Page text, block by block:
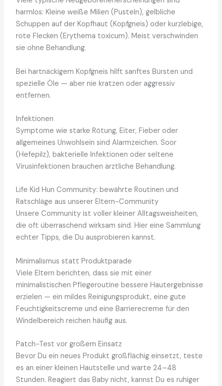
harmlos: Kleine weiße Milien (Pusteln), gelbliche
Schuppen auf der Kopfhaut (Kopfgneis) oder kurzlebige,
rote Flecken (Erythema toxicum). Meist verschwinden
sie ohne Behandlung.
Bei hartnäckigem Kopfgneis hilft sanftes Bürsten und
spezielle Öle — aber nie kratzen oder aggressiv
entfernen.
Infektionen
Symptome wie starke Rötung, Eiter, Fieber oder
allgemeines Unwohlsein sind Alarmzeichen. Soor
(Hefepilz), bakterielle Infektionen oder seltene
Virusinfektionen brauchen ärztliche Behandlung.
Life Kid Hun Community: bewährte Routinen und
Ratschläge aus unserer Eltern-Community
Unsere Community ist voller kleiner Alltagsweisheiten,
die oft überraschend wirksam sind. Hier eine Sammlung
echter Tipps, die Du ausprobieren kannst.
Minimalismus statt Produktparade
Viele Eltern berichten, dass sie mit einer
minimalistischen Pflegeroutine bessere Hautergebnisse
erzielen — ein mildes Reinigungsprodukt, eine gute
Feuchtigkeitscreme und eine Barrierecreme für den
Windelbereich reichen häufig aus.
Patch-Test vor großem Einsatz
Bevor Du ein neues Produkt großflächig einsetzt, teste
es an einer kleinen Hautstelle und warte 24–48
Stunden. Reagiert das Baby nicht, kannst Du es ruhiger